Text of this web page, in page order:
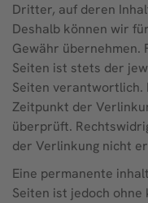
Dritter, auf deren
Deshalb können wir
Gewähr übernehmen.
Seiten ist stets der
Seiten verantwortlich.
Zeitpunkt der
überprüft.
der Verlinkung nicht
Eine permanente
Seiten ist jedoch